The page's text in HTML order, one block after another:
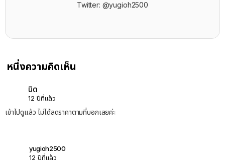
Twitter: @yugioh2500
หนึ่งความคิดเห็น
นิด
12 ปีที่แล้ว
เข้าไปดูแล้ว ไม่ได้ลดราคาตามที่บอกเลยค่ะ
yugioh2500
12 ปีที่แล้ว